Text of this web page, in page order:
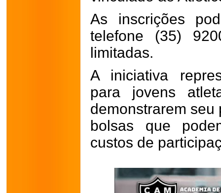
As inscrições
telefone (35)
limitadas.
A iniciativa
para jovens
demonstrarem seu
bolsas que
custos de